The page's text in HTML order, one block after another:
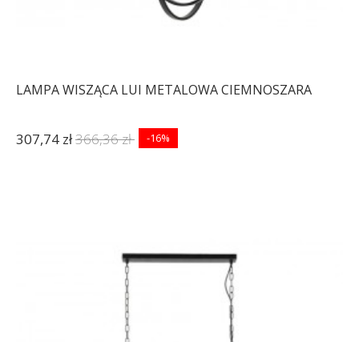
LAMPA WISZĄCA LUI METALOWA CIEMNOSZARA
307,74 zł366,36 zł -16%